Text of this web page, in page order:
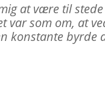
at være til
var som om, at
konstante byrde